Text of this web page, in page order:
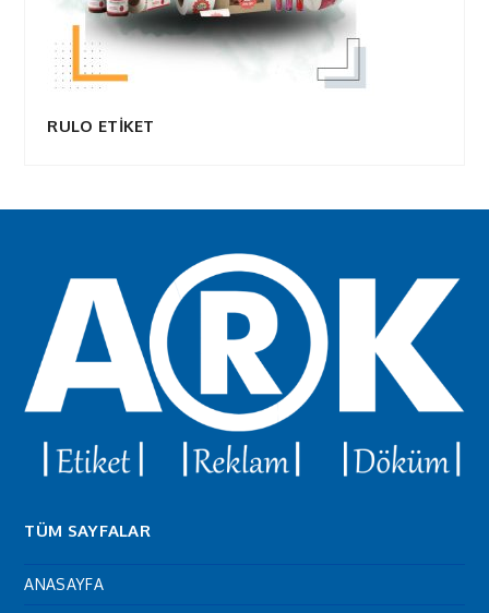
RULO ETİKET
TÜM SAYFALAR
ANASAYFA